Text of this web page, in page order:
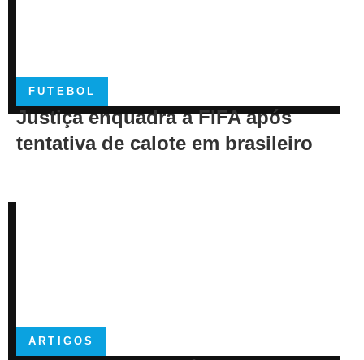
FUTEBOL
Justiça enquadra a FIFA após
tentativa de calote em brasileiro
ARTIGOS